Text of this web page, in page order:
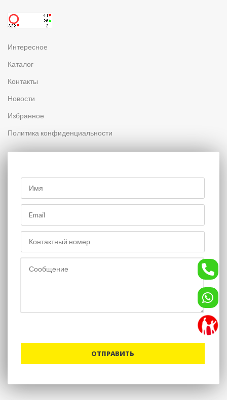
Интересное
Каталог
Контакты
Новости
Избранное
Политика конфиденциальности